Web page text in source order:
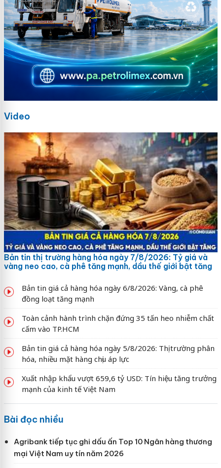
Video
Bản tin thị trường hàng hóa ngày 7/8/2026: Tỷ giá và
vàng neo cao, cà phê tăng mạnh, dầu thế giới bật tăng
Bản tin giá cả hàng hóa ngày 6/8/2026: Vàng, cà phê
đồng loạt tăng mạnh
Toàn cảnh hành trình chặn đứng 35 tấn heo nhiễm chất
cấm vào TP.HCM
Bản tin giá cả hàng hóa ngày 5/8/2026: Thị trường phân
hóa, nhiều mặt hàng chịu áp lực
Xuất nhập khẩu vượt 659,6 tỷ USD: Tín hiệu tăng trưởng
mạnh của kinh tế Việt Nam
Bài đọc nhiều
Agribank tiếp tục ghi dấu ấn Top 10 Ngân hàng thương
mại Việt Nam uy tín năm 2026